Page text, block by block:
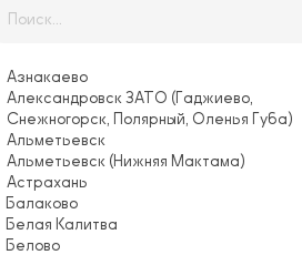
Еще никто не оставил отзыв на
Оставить отзыв
Азнакаево
Александровск ЗАТО (Гаджиево,
Снежногорск, Полярный, Оленья Губа)
Альметьевск
Альметьевск (Нижняя Мактама)
Астрахань
Балаково
Белая Калитва
Белово